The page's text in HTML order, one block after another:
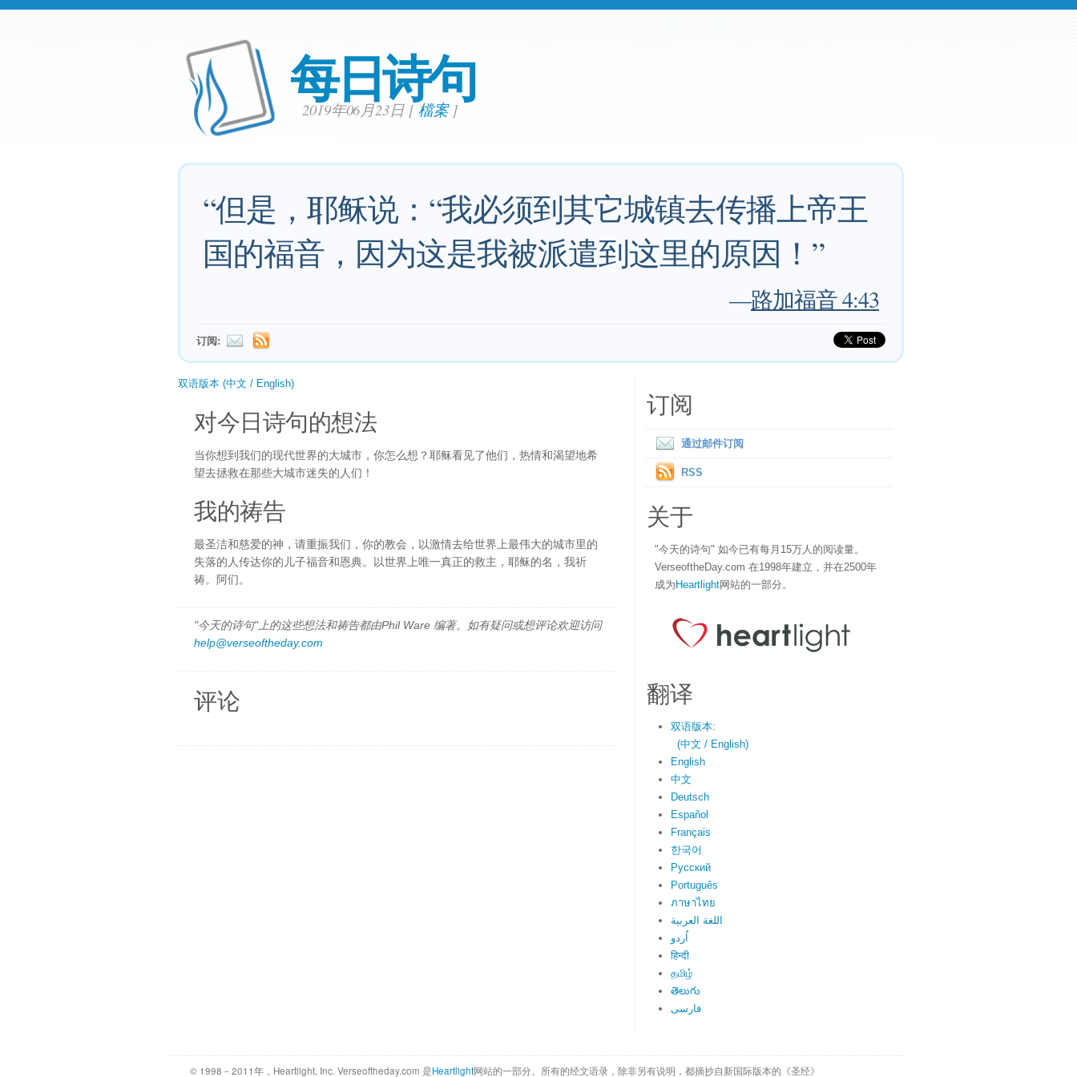
每日诗句
2019年06月23日 [檔案]
“但是，耶稣说：“我必须到其它城镇去传播上帝王
国的福音，因为这是我被派遣到这里的原因！”
—路加福音 4:43
订阅:
双语版本 (中文 / English)
对今日诗句的想法
当你想到我们的现代世界的大城市，你怎么想？耶稣看见了他们，热情和渴望地希
望去拯救在那些大城市迷失的人们！
我的祷告
最圣洁和慈爱的神，请重振我们，你的教会，以激情去给世界上最伟大的城市里的
失落的人传达你的儿子福音和恩典。以世界上唯一真正的救主，耶稣的名，我祈
祷。阿们。
"今天的诗句"上的这些想法和祷告都由Phil Ware 编著。如有疑问或想评论欢迎访问
help@verseoftheday.com
评论
订阅
通过邮件订阅
RSS
关于
"今天的诗句" 如今已有每月15万人的阅读量。
VerseoftheDay.com 在1998年建立，并在2500年
成为 Heartlight网站的一部分。
翻译
双语版本:
(中文 / English)
English
中文
Deutsch
Español
Français
한국어
Русский
Português
ภาษาไทย
اللغة العربية
اُردو
हिन्दी
தமிழ்
తెలుగు
فارسی
© 1998－2011年，Heartlight, Inc. Verseoftheday.com 是Heartlight网站的一部分。所有的经文语录，除非另有说明，都摘抄自新国际版本的《圣经》